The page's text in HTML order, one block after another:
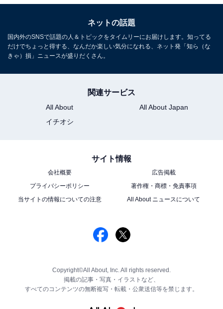
ネットの話題
国内外のSNSで話題の人＆トピックをタイムリーにお届けします。知ってる
だけでちょっと得する、なんだか楽しい気分になれる、ネット発「知ら（な
きゃ）損」ニュースが盛りだくさん。
関連サービス
All About
All About Japan
イチオシ
サイト情報
会社概要
広告掲載
プライバシーポリシー
著作権・商標・免責事項
当サイトの情報についての注意
All About ニュースについて
Copyright©All About, Inc. All rights reserved.
掲載の記事・写真・イラストなど、
すべてのコンテンツの無断複写・転載・公衆送信等を禁じます。